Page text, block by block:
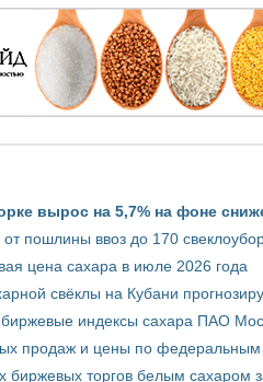
вырос на 5,7% на фоне
пошлины ввоз до 170
цена сахара в июле 2026 года
свёклы на Кубани
индексы сахара ПАО
продаж и цены по федеральным
биржевых торгов белым сахаром